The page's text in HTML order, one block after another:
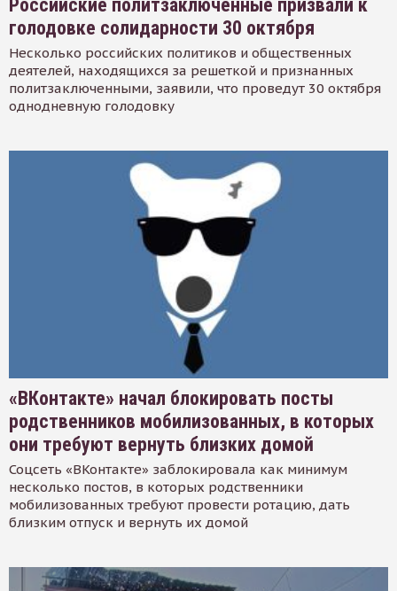
Российские политзаключенные призвали к
голодовке солидарности 30 октября
Несколько российских политиков и общественных
деятелей, находящихся за решеткой и признанных
политзаключенными, заявили, что проведут 30 октября
однодневную голодовку
«ВКонтакте» начал блокировать посты
родственников мобилизованных, в которых
они требуют вернуть близких домой
Соцсеть «ВКонтакте» заблокировала как минимум
несколько постов, в которых родственники
мобилизованных требуют провести ротацию, дать
близким отпуск и вернуть их домой